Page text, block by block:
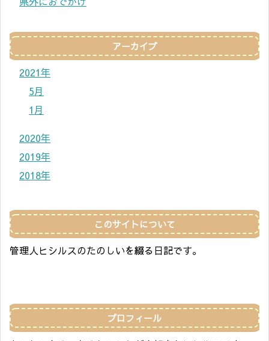
アーカイブ
2021年
5月
1月
2020年
2019年
2018年
このサイトについて
管理人ヒシルスのたのしいを綴る日記です。
プロフィール